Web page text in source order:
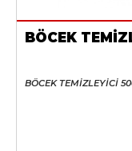
BÖCEK
BÖCEK TEMİZLEYİCİ